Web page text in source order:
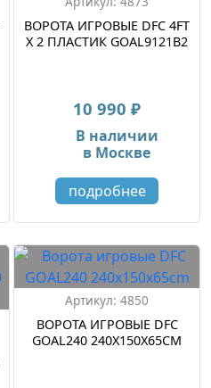
ВОРОТА ИГРОВЫЕ DFC 4FT
Х 2 ПЛАСТИК GOAL9121B2
10 990 ₽
В наличии
в Москве
подробнее
Артикул: 4850
ВОРОТА ИГРОВЫЕ DFC
GOAL240 240X150X65CM